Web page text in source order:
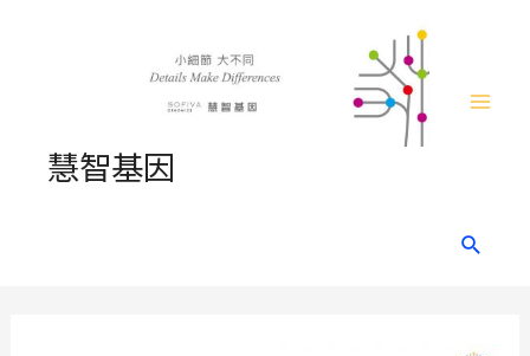
慧智基因
Search